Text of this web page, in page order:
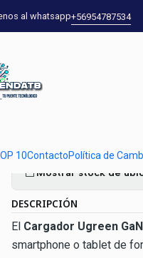
10ContactoPolítica de
al whatsapp+56954787534
30W USB-C | Carga Rápida
Carga
Mostrar stock de
DESCRIPCIÓN
El Cargador Ugreen
smartphone o tablet de